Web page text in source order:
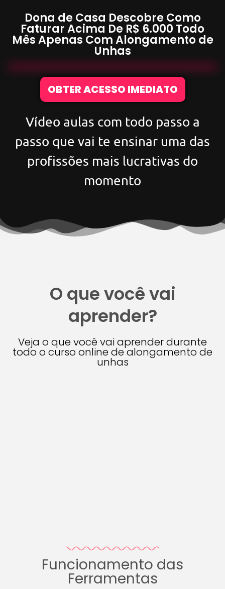
Dona de Casa Descobre Como
Faturar Acima De R$ 6.000 Todo
Mês Apenas ComAlongamento de
Unhas
OBTER ACESSO IMEDIATO
Vídeo aulas com todo passo a
passo que vai te ensinar uma das
profissões mais lucrativas do
momento
O que você vai
aprender?
Veja o que você vai aprender durante
todo o curso online de alongamento de
unhas
Funcionamento das
Ferramentas